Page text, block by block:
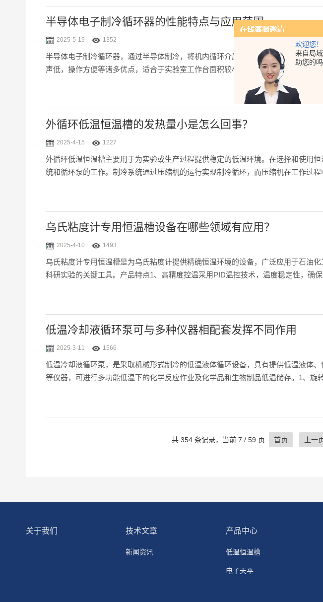
欢迎您！
来自局
助您的吗
半导体电子制冷循环器的性能特点与应用范围
2025-5-19 1352
半导体电子制冷循环器，通过半导体制冷，将机内循环介质冷却，控温，通过循环
声低，操作方便等诸多优点，适合于实验室工作台面积较小的情况下，或者在通
围内的控温，精度达±0.1℃。2、效率更高——循环泵将恒温液体对外循环，建立第
外循环低温恒温槽的发热量小是怎么回事？
2025-4-15 1227
外循环低温恒温槽主要用于为实验或生产过程提供稳定的低温环境。在选择和使用
统和循环泵的工作。制冷系统通过压缩机的运行实现制冷循环，而压缩机在工作过
发热量的大小与制冷系统的效率、循环泵的功率以及设备的保温性能密切相关。
乌氏粘度计专用恒温槽设备在哪些领域有应用？
2025-4-10 1493
乌氏粘度计专用恒温槽是为乌氏粘度计提供精确恒温环境的设备，广泛应用于石油
科研实验的关键工具。产品特点1、高精度控温采用PID温控技术，温度稳定性，确
结构与材质槽体采用进口透明有机玻璃或不锈钢材质，便于观察实验过程。分体
低温冷却液循环泵可与多种仪器相配套发挥不同作用
2025-3-11 1566
低温冷却液循环泵，是采取机械形式制冷的低温液体循环设备，具有提供低温液体
等仪器，可进行多功能低温下的化学反应作业及化学品和生物制品低温储存。1、
效冷凝和回收。优势：提高蒸发效率：旋转蒸发器通过旋转蒸馏瓶增大蒸发面积
共 354 条记录，当前 7 / 59 页 首页 上一
关于我们 技术文章
新闻资讯
产品中心
低温恒温槽
电子天平